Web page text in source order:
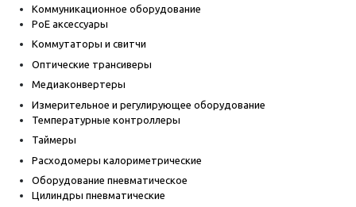
Коммуникационное оборудование
PoE аксессуары
Коммутаторы и свитчи
Оптические трансиверы
Медиаконвертеры
Измерительное и регулирующее оборудование
Температурные контроллеры
Таймеры
Расходомеры калориметрические
Оборудование пневматическое
Цилиндры пневматические